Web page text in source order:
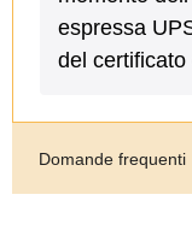
espressa
del
Domande frequenti